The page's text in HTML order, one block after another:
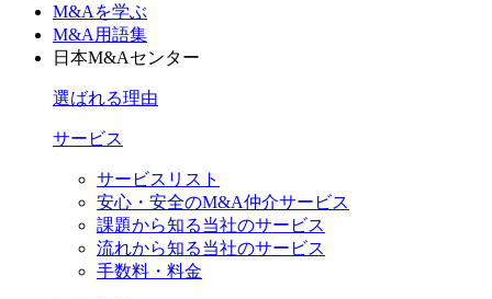
M&Aを学ぶ
M&A用語集
日本M&Aセンター
選ばれる理由
サービス
サービスリスト
安心・安全のM&A仲介サービス
課題から知る当社のサービス
流れから知る当社のサービス
手数料・料金